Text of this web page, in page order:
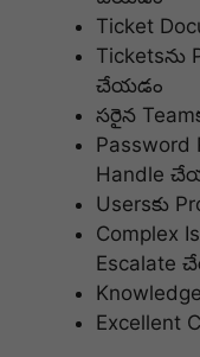
Ticket
Tickets‌ను
చేయడం
సరైన
Password
Handle
Users‌కు
Complex
Escalate
Excellent